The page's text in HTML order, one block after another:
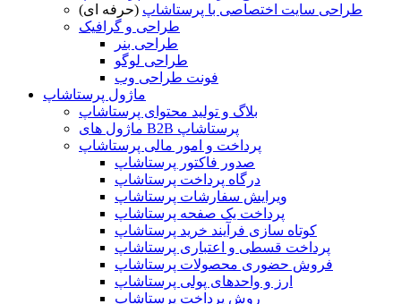
طراحی سایت اختصاصی با پرستاشاپ (حرفه ای)
طراحی و گرافیک
طراحی بنر
طراحی لوگو
فونت طراحی وب
ماژول پرستاشاپ
بلاگ و تولید محتوای پرستاشاپ
ماژول های B2B پرستاشاپ
پرداخت و امور مالی پرستاشاپ
صدور فاکتور پرستاشاپ
درگاه پرداخت پرستاشاپ
ویرایش سفارشات پرستاشاپ
پرداخت یک صفحه پرستاشاپ
کوتاه سازی فرآیند خرید پرستاشاپ
پرداخت قسطی و اعتباری پرستاشاپ
فروش حضوری محصولات پرستاشاپ
ارز و واحدهای پولی پرستاشاپ
روش پرداخت پرستاشاپ